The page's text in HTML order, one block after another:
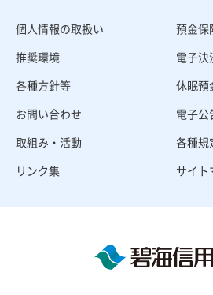
個人情報の取扱い
預金保
推奨環境
電子決
各種方針等
休眠預
お問い合わせ
電子公
取組み・活動
各種規
リンク集
サイト